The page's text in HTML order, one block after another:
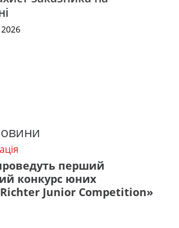
перший
конкурс юних
Junior Competition»